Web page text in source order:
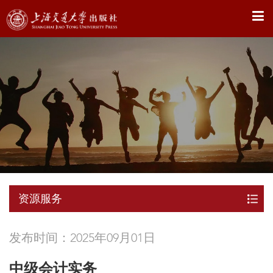
X
资源服务
发布时间：2025年09月01日
中级会计实务